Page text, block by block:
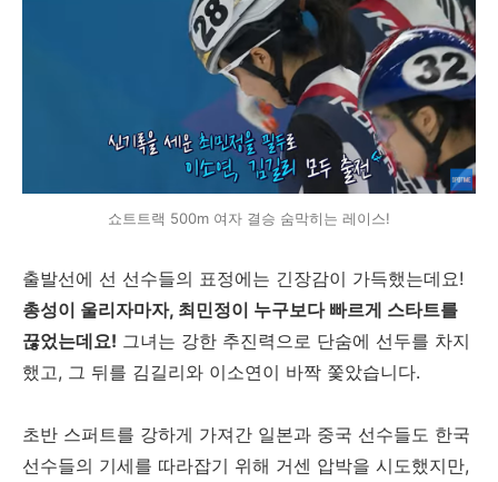
쇼트트랙 500m 여자 결승 숨막히는 레이스!
출발선에 선 선수들의 표정에는 긴장감이 가득했는데요!
총성이 울리자마자, 최민정이 누구보다 빠르게 스타트를
끊었는데요! 그녀는 강한 추진력으로 단숨에 선두를 차지
했고, 그 뒤를 김길리와 이소연이 바짝 쫓았습니다.
초반 스퍼트를 강하게 가져간 일본과 중국 선수들도 한국
선수들의 기세를 따라잡기 위해 거센 압박을 시도했지만,